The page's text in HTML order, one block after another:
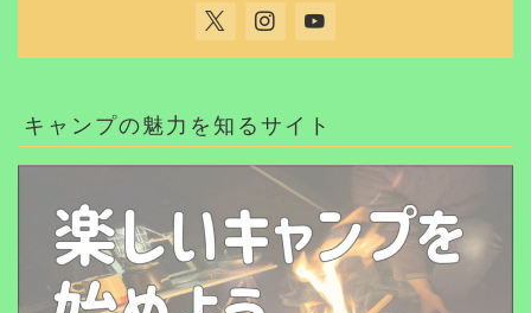
キャンプの魅力を知るサイト